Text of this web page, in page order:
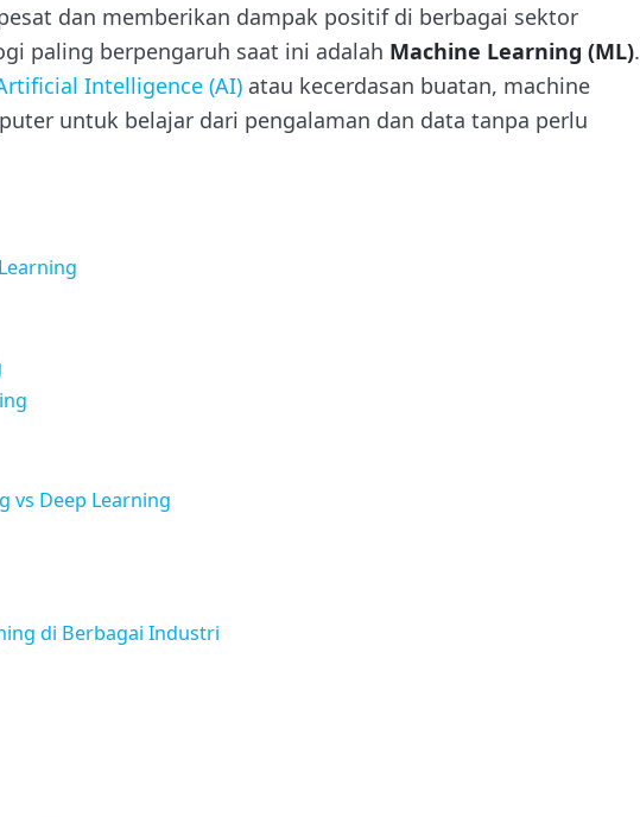
dan memberikan dampak positif di berbagai sektor
paling berpengaruh saat ini adalah Machine Learning (ML).
Intelligence (AI) atau kecerdasan buatan, machine
untuk belajar dari pengalaman dan data tanpa perlu
vs Deep Learning
di Berbagai Industri